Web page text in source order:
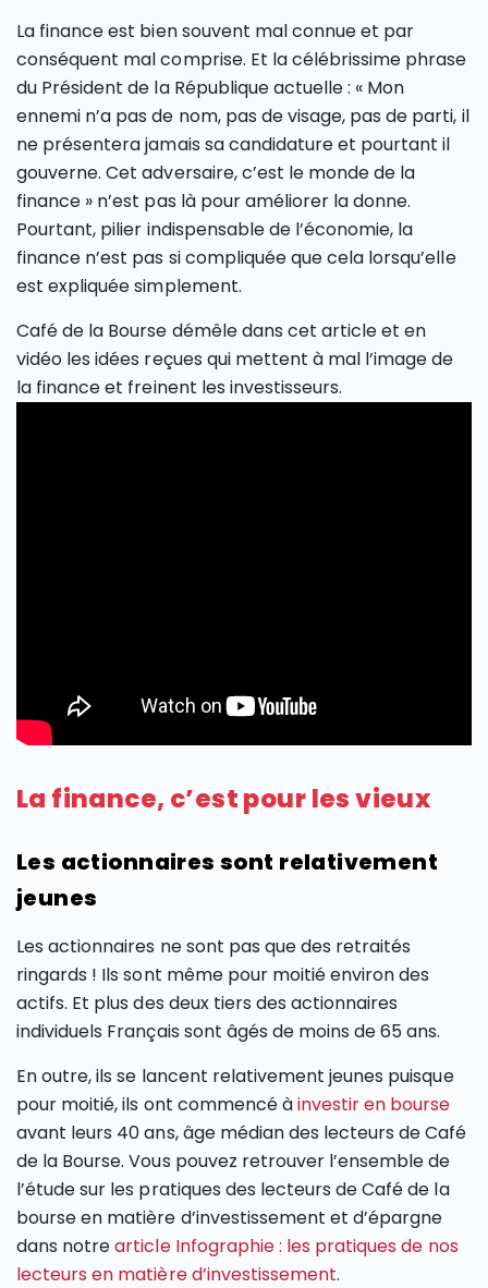
La finance est bien souvent mal connue et par
conséquent mal comprise. Et la célébrissime phrase
du Président de la République actuelle : « Mon
ennemi n’a pas de nom, pas de visage, pas de parti, il
ne présentera jamais sa candidature et pourtant il
gouverne. Cet adversaire, c’est le monde de la
finance » n’est pas là pour améliorer la donne.
Pourtant, pilier indispensable de l’économie, la
finance n’est pas si compliquée que cela lorsqu’elle
est expliquée simplement.
Café de la Bourse démêle dans cet article et en
vidéo les idées reçues qui mettent à mal l’image de
la finance et freinent les investisseurs.
La finance, c’est pour les vieux
Les actionnaires sont relativement
jeunes
Les actionnaires ne sont pas que des retraités
ringards ! Ils sont même pour moitié environ des
actifs. Et plus des deux tiers des actionnaires
individuels Français sont âgés de moins de 65 ans.
En outre, ils se lancent relativement jeunes puisque
pour moitié, ils ont commencé àinvestir en bourse
avant leurs 40 ans, âge médian des lecteurs de Café
de la Bourse. Vous pouvez retrouver l’ensemble de
l’étude sur les pratiques des lecteurs de Café de la
bourse en matière d’investissement et d’épargne
dans notrearticle Infographie : les pratiques de nos
lecteurs en matière d’investissement.